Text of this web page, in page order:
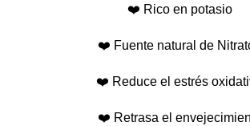
❤️ Rico en potasio
❤️ Fuente natural de
❤️ Reduce el estrés
❤️ Retrasa el